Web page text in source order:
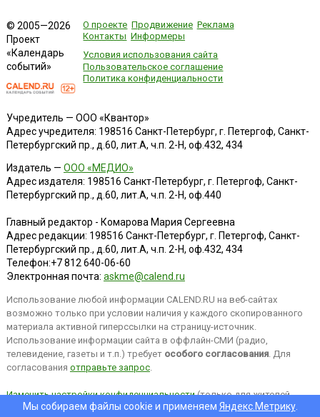
© 2005—2026
Проект
«Календарь
событий»
О проекте Продвижение Реклама
Контакты Информеры
Условия использования сайта
Пользовательское соглашение
Политика конфиденциальности
Учредитель — ООО «Квантор»
Адрес учредителя: 198516 Санкт-Петербург, г. Петергоф, Санкт-
Петербургский пр., д.60, лит.А, ч.п. 2-Н, оф.432, 434
Издатель — ООО «МЕДИО»
Адрес издателя: 198516 Санкт-Петербург, г. Петергоф, Санкт-
Петербургский пр., д.60, лит.А, ч.п. 2-Н, оф.440
Главный редактор - Комарова Мария Сергеевна
Адрес редакции: 198516 Санкт-Петербург, г. Петергоф, Санкт-
Петербургский пр., д.60, лит.А, ч.п. 2-Н, оф.432, 434
Телефон:+7 812 640-06-60
Электронная почта: askme@calend.ru
Использование любой информации CALEND.RU на веб-сайтах
возможно только при условии наличия у каждого скопированного
материала активной гиперссылки на страницу-источник.
Использование информации сайта в оффлайн-СМИ (радио,
телевидение, газеты и т.п.) требует особого согласования. Для
согласования отправьте запрос.
Изменить настройки конфиденциальности(только для жителей
EEA).Мы собираем файлы cookie и применяем Яндекс.Метрику.